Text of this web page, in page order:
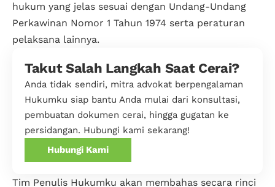
hukum yang jelas sesuai dengan Undang-Undang
Perkawinan Nomor 1 Tahun 1974 serta peraturan
pelaksana lainnya.
Takut Salah Langkah Saat Cerai?
Anda tidak sendiri, mitra advokat berpengalaman
Hukumku siap bantu Anda mulai dari konsultasi,
pembuatan dokumen cerai, hingga gugatan ke
persidangan. Hubungi kami sekarang!
Hubungi Kami
Tim Penulis Hukumku akan membahas secara rinci